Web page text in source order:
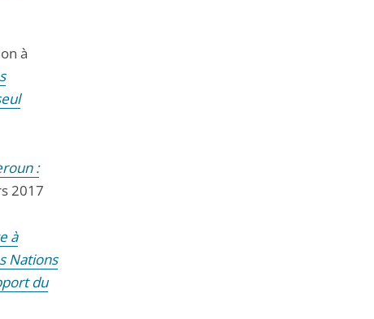
à
:
2017
à
Nations
du